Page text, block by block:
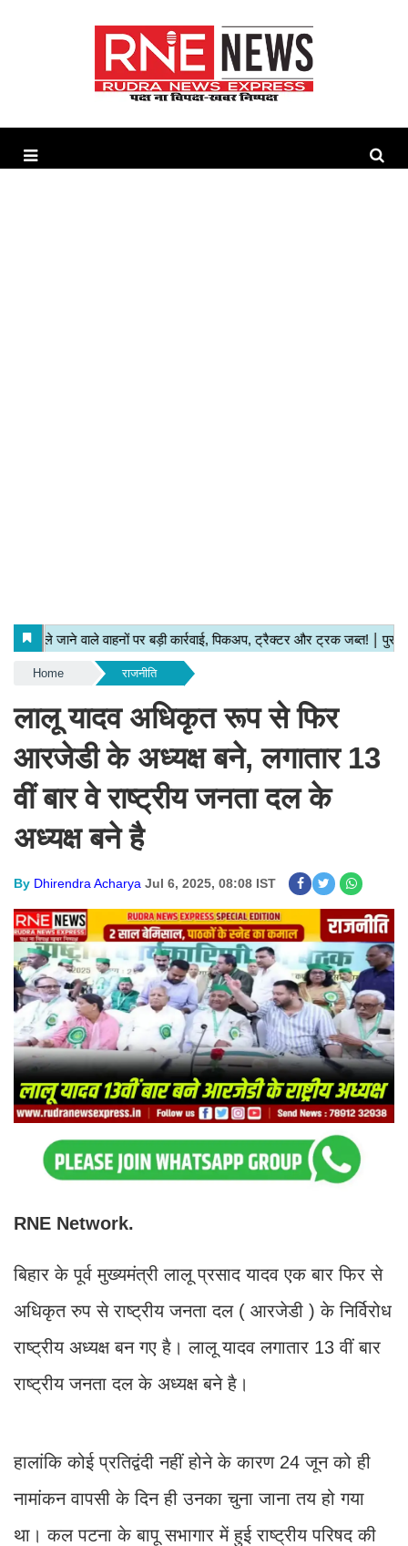
Home राजनीति
लालू यादव अधिकृत रूप से फिर
आरजेडी के अध्यक्ष बने, लगातार 13
वीं बार वे राष्ट्रीय जनता दल के
अध्यक्ष बने है
By Dhirendra Acharya Jul 6, 2025, 08:08 IST
RNE Network.
बिहार के पूर्व मुख्यमंत्री लालू प्रसाद यादव एक बार फिर से
अधिकृत रुप से राष्ट्रीय जनता दल ( आरजेडी ) के निर्विरोध
राष्ट्रीय अध्यक्ष बन गए है। लालू यादव लगातार 13 वीं बार
राष्ट्रीय जनता दल के अध्यक्ष बने है।
हालांकि कोई प्रतिद्वंदी नहीं होने के कारण 24 जून को ही
नामांकन वापसी के दिन ही उनका चुना जाना तय हो गया
था। कल पटना के बापू सभागार में हुई राष्ट्रीय परिषद की